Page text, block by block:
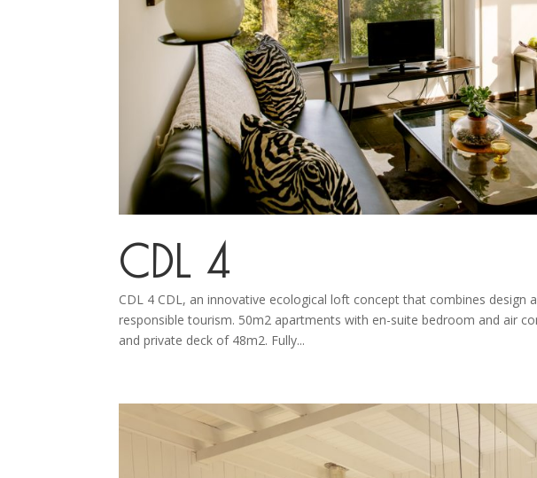
CDL 4
CDL 4 CDL, an innovative ecological loft concept that combines
responsible tourism. 50m2 apartments with en-suite bedroom and air
and private deck of 48m2. Fully...